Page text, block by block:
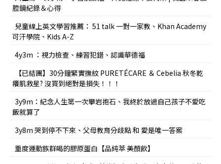
腔鏡紀錄＆心得
兒童線上英文學習推薦： 51 talk 一對一家教、Khan Academy
可汗學院、Kids A-Z
4y3m ：視力檢查、練習犯錯、認識華德福
【已結團】30分鐘緊實撫紋 PURETÉCARE ＆ Cebelia 秋冬乾
癢肌救星? 沒買到絕對是損失！！！
3y9m：紀念人生第一次攀岩抱石、我終於放過自己孩子不愛吃
飯就算了
3y8m 哭到停不下來、父母教育分歧點 和 愛是唯一答案
重度運動族群喝的膠原蛋白【品純萃 美顏飲】